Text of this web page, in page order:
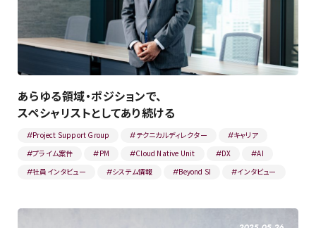
あらゆる領域・ポジションで、
スペシャリストとしてあり続ける
#Project Support Group #テクニカルディレクター #キャリア
#プライム案件 #PM #Cloud Native Unit #DX #AI
#社員インタビュー #システム情報 #Beyond SI #インタビュー